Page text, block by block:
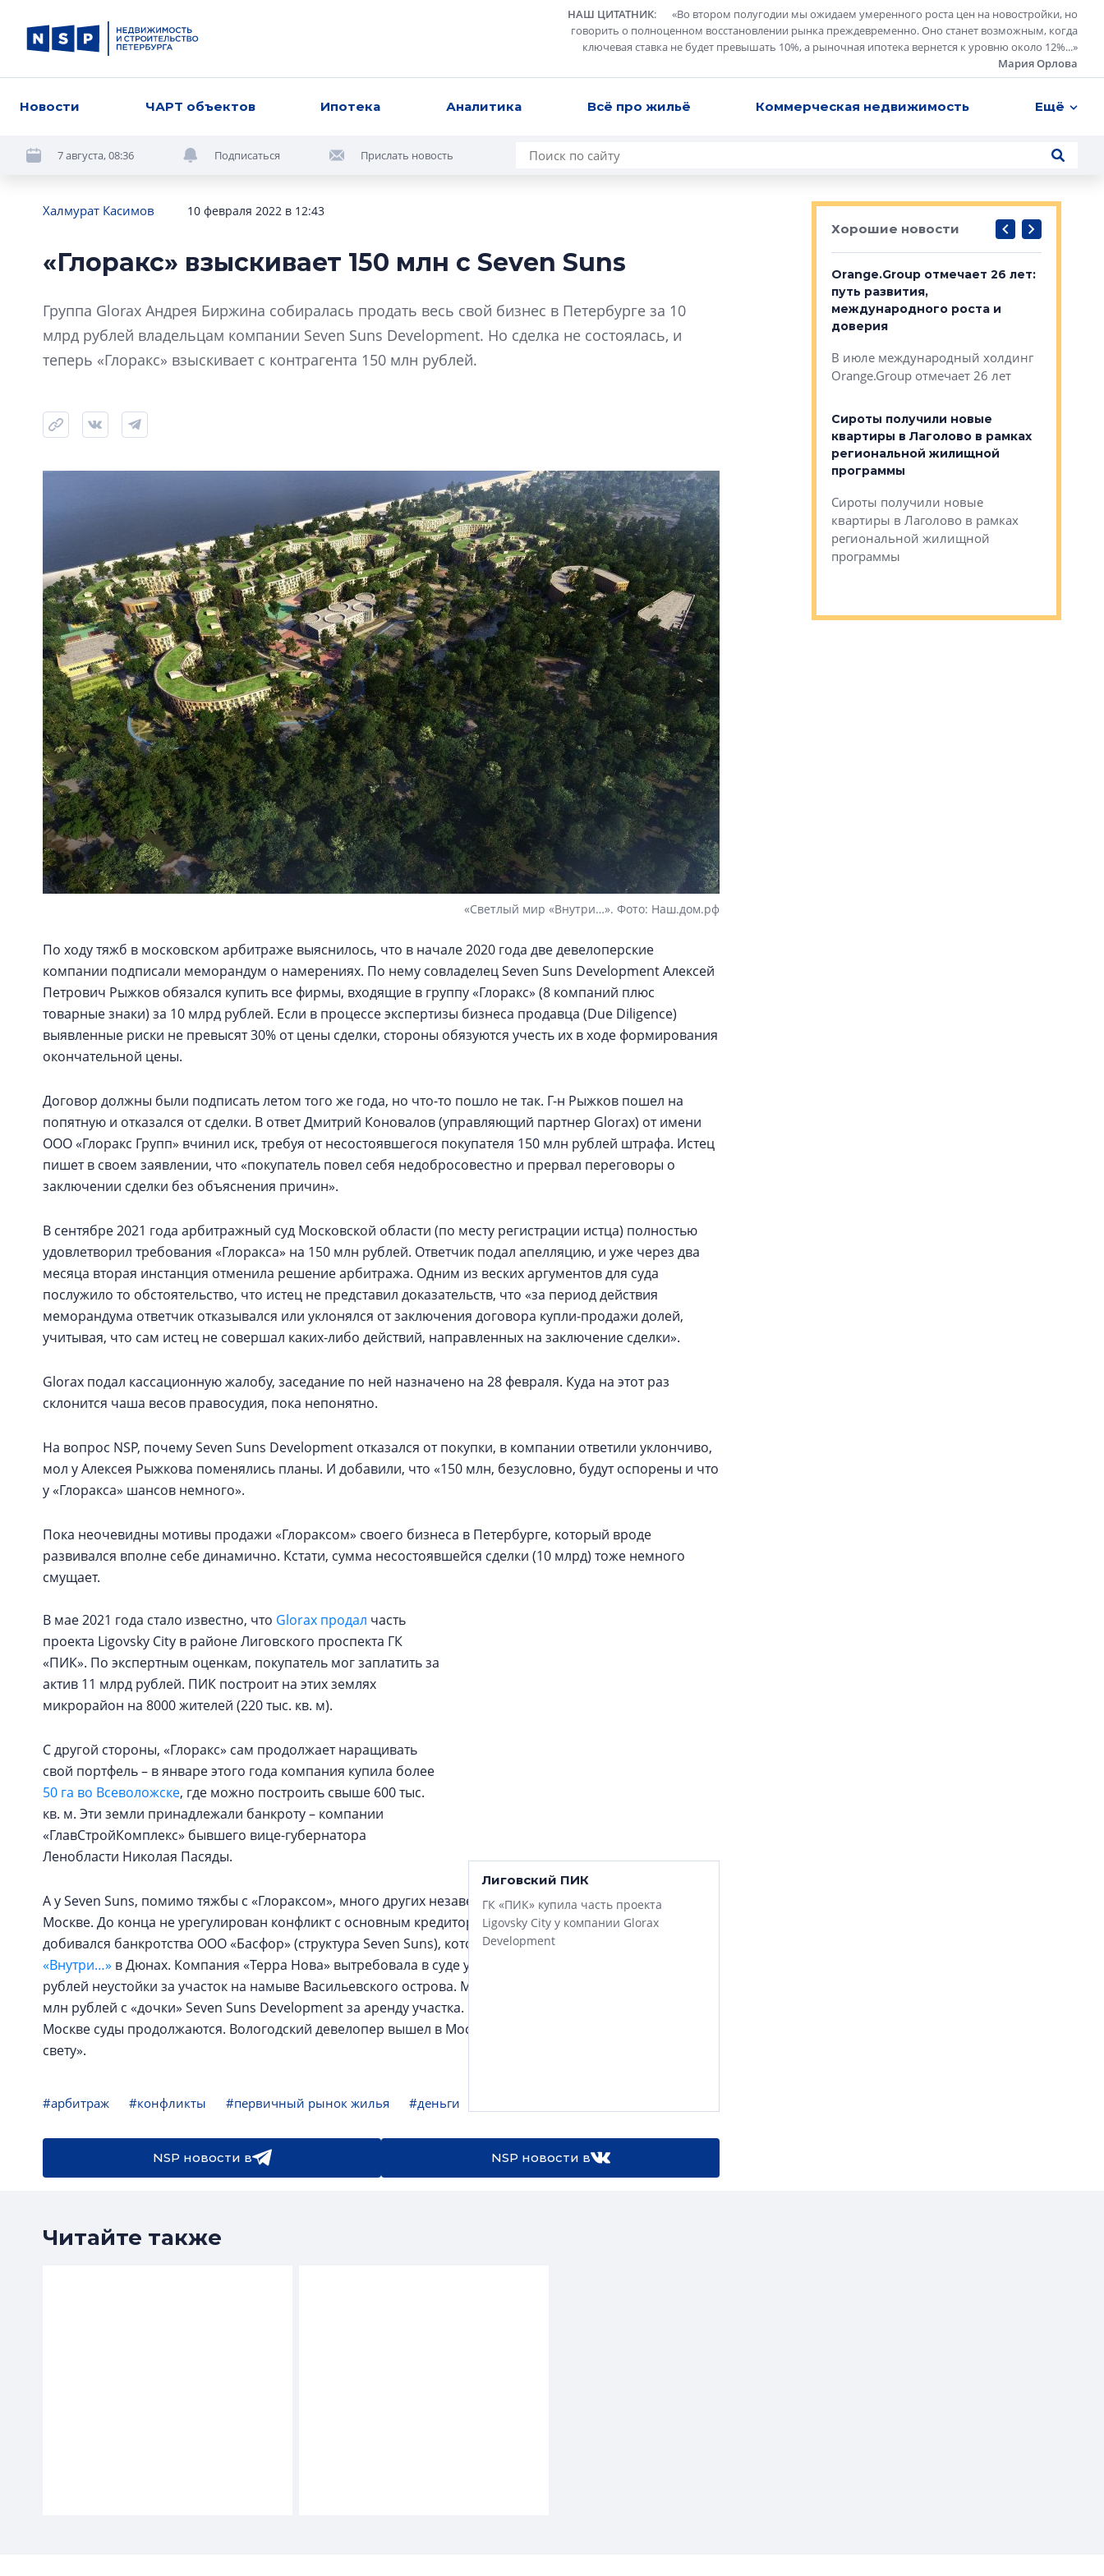
НАШ ЦИТАТНИК: «Во втором полугодии мы ожидаем умеренного роста цен на новостройки, но
говорить о полноценном восстановлении рынка преждевременно. Оно станет возможным, когда
ключевая ставка не будет превышать 10%, а рыночная ипотека вернется к уровню около 12%...»
Мария Орлова
Новости ЧАРТ объектов Ипотека Аналитика Всё про жильё Коммерческая недвижимость Ещё
7 августа, 08:36 Подписаться Прислать новость
Халмурат Касимов 10 февраля 2022 в 12:43
«Глоракс» взыскивает 150 млн с Seven Suns
Группа Glorax Андрея Биржина собиралась продать весь свой бизнес в Петербурге за 10
млрд рублей владельцам компании Seven Suns Development. Но сделка не состоялась, и
теперь «Глоракс» взыскивает с контрагента 150 млн рублей.
«Светлый мир «Внутри…». Фото: Наш.дом.рф
По ходу тяжб в московском арбитраже выяснилось, что в начале 2020 года две девелоперские
компании подписали меморандум о намерениях. По нему совладелец Seven Suns Development Алексей
Петрович Рыжков обязался купить все фирмы, входящие в группу «Глоракс» (8 компаний плюс
товарные знаки) за 10 млрд рублей. Если в процессе экспертизы бизнеса продавца (Due Diligence)
выявленные риски не превысят 30% от цены сделки, стороны обязуются учесть их в ходе формирования
окончательной цены.
Договор должны были подписать летом того же года, но что-то пошло не так. Г-н Рыжков пошел на
попятную и отказался от сделки. В ответ Дмитрий Коновалов (управляющий партнер Glorax) от имени
ООО «Глоракс Групп» вчинил иск, требуя от несостоявшегося покупателя 150 млн рублей штрафа. Истец
пишет в своем заявлении, что «покупатель повел себя недобросовестно и прервал переговоры о
заключении сделки без объяснения причин».
В сентябре 2021 года арбитражный суд Московской области (по месту регистрации истца) полностью
удовлетворил требования «Глоракса» на 150 млн рублей. Ответчик подал апелляцию, и уже через два
месяца вторая инстанция отменила решение арбитража. Одним из веских аргументов для суда
послужило то обстоятельство, что истец не представил доказательств, что «за период действия
меморандума ответчик отказывался или уклонялся от заключения договора купли-продажи долей,
учитывая, что сам истец не совершал каких-либо действий, направленных на заключение сделки».
Glorax подал кассационную жалобу, заседание по ней назначено на 28 февраля. Куда на этот раз
склонится чаша весов правосудия, пока непонятно.
На вопрос NSP, почему Seven Suns Development отказался от покупки, в компании ответили уклончиво,
мол у Алексея Рыжкова поменялись планы. И добавили, что «150 млн, безусловно, будут оспорены и что
у «Глоракса» шансов немного».
Пока неочевидны мотивы продажи «Глораксом» своего бизнеса в Петербурге, который вроде
развивался вполне себе динамично. Кстати, сумма несостоявшейся сделки (10 млрд) тоже немного
смущает.
Лиговский ПИК
ГК «ПИК» купила часть проекта
Ligovsky City у компании Glorax
Development
В мае 2021 года стало известно, что Glorax продал часть
проекта Ligovsky City в районе Лиговского проспекта ГК
«ПИК». По экспертным оценкам, покупатель мог заплатить за
актив 11 млрд рублей. ПИК построит на этих землях
микрорайон на 8000 жителей (220 тыс. кв. м).
С другой стороны, «Глоракс» сам продолжает наращивать
свой портфель – в январе этого года компания купила более
50 га во Всеволожске, где можно построить свыше 600 тыс.
кв. м. Эти земли принадлежали банкроту – компании
«ГлавСтройКомплекс» бывшего вице-губернатора
Ленобласти Николая Пасяды.
А у Seven Suns, помимо тяжбы с «Глораксом», много других незавершенных споров в Петербурге и
Москве. До конца не урегулирован конфликт с основным кредитором – Промсвязьбанком, который
добивался банкротства ООО «Басфор» (структура Seven Suns), который строит апарт-отель
«Внутри…» в Дюнах. Компания «Терра Нова» вытребовала в суде у Seven Suns Development более 80 млн
рублей неустойки за участок на намыве Васильевского острова. Московские власти взыскали более 115
млн рублей с «дочки» Seven Suns Development за аренду участка. Еще по нескольким эпизодам в
Москве суды продолжаются. Вологодский девелопер вышел в Москву с проектом ЖК «В стремлении к
свету».
#арбитраж #конфликты #первичный рынок жилья #деньги
NSP новости в NSP новости в
Хорошие новости
В Санкт-Петербурге выбрали
Гала-концертом завершился
девятый сезон творческого
образования
В Красногвардейском районе
Петербурга появился еще один
центр совмещенного образования
Orange.Group отмечает 26 лет:
путь развития,
международного роста и
доверия
В июле международный холдинг
Orange.Group отмечает 26 лет
Сироты получили новые
квартиры в Лаголово в рамках
региональной жилищной
программы
Сироты получили новые
квартиры в Лаголово в рамках
региональной жилищной
программы
Читайте также